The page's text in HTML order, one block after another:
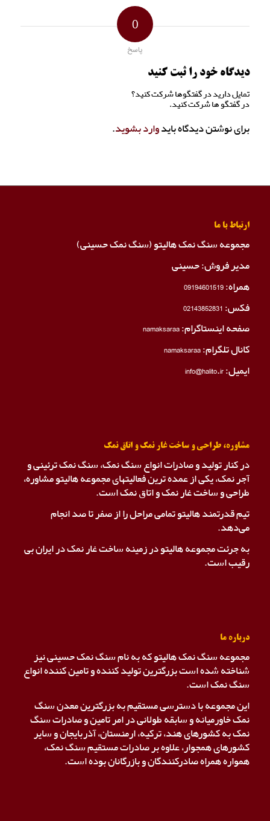
0
پاسخ
دیدگاه خود را ثبت کنید
تمایل دارید در گفتگوها شرکت کنید؟
در گفتگو ها شرکت کنید.
برای نوشتن دیدگاه بایدوارد بشوید.
ارتباط با ما
مجموعه سنگ نمک هالیتو (سنگ نمک حسینی)
مدیر فروش: حسینی
همراه:09194601519
فکس:02143852831
صفحه اینستاگرام:namaksaraa
کانال تلگرام:namaksaraa
ایمیل: info@halito.ir
مشاوره، طراحی و ساخت غار نمک و اتاق نمک
در کنار تولید و صادرات انواع سنگ نمک، سنگ نمک ترئینی و
آجر نمک، یکی از عمده ترین فعالیتهای مجموعه هالیتو مشاوره،
طراحی و ساخت غار نمک و اتاق نمک است.
تیم قدرتمند هالیتو تمامی مراحل را از صفر تا صد انجام
می‌دهد.
به جرئت مجموعه هالیتو در زمینه ساخت غار نمک در ایران بی
رقیب است.
درباره ما
مجموعه سنگ نمک هالیتو که به نام سنگ نمک حسینی نیز
شناخته شده است بزرگترین تولید کننده و تامین کننده انواع
سنگ نمک است.
این مجموعه با دسترسی مستقیم به بزرگترین معدن سنگ
نمک خاورمیانه و سابقه طولانی در امر تامین و صادرات سنگ
نمک به کشورهای هند، ترکیه، ارمنستان، آذربایجان و سایر
کشورهای همجوار، علاوه بر صادرات مستقیم سنگ نمک،
همواره همراه صادرکنندگان و بازرگانان بوده است.